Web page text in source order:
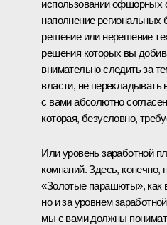
использовании офшорных
наполнение региональных
решение или нерешение
решения которых вы
внимательно следить за
власти, не перекладывать
с вами абсолютно
которая, безусловно,
Или уровень заработной
компаний. Здесь, конечно,
«Золотые парашюты», как
но и за уровнем
мы с вами должны